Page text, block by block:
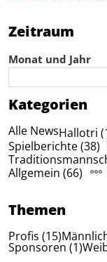
Zeitraum
Monat und Jahr
Kategorien
Alle NewsHallotri
Spielberichte (38)
Allgemein (66)
Themen
Profis (15)
Sponsoren (1)